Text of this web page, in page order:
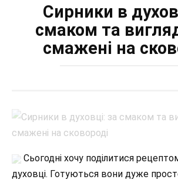
Сирники в
смаком та
смажені на
Сьогодні хочу поділитися
духовці. Готуються вони дуже